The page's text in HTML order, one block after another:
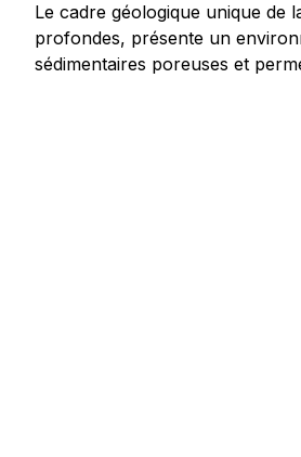
Le cadre géologique unique de
profondes, présente un
sédimentaires poreuses et